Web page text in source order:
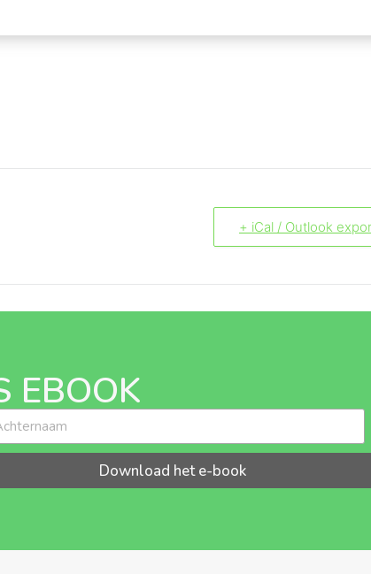
+ iCal / Outlook
EBOOK
Download het e-book